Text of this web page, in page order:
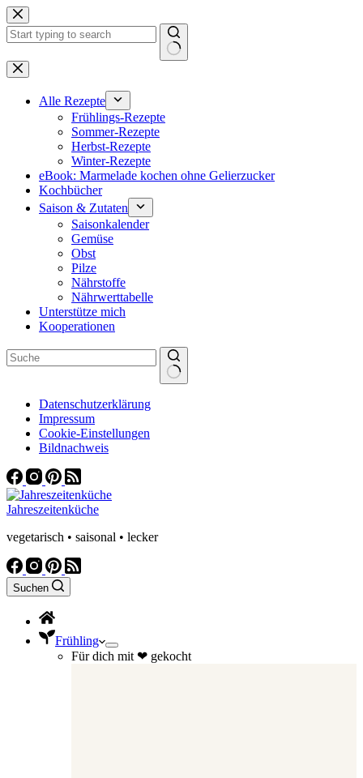
Zum
Inhalt
springen
Keine
Ergebnisse
Alle Rezepte
Frühlings-Rezepte
Sommer-Rezepte
Herbst-Rezepte
Winter-Rezepte
eBook: Marmelade kochen ohne Gelierzucker
Kochbücher
Saison & Zutaten
Saisonkalender
Gemüse
Obst
Pilze
Nährstoffe
Nährwerttabelle
Unterstütze mich
Kooperationen
Datenschutzerklärung
Impressum
Cookie-Einstellungen
Bildnachweis
Jahreszeitenküche
vegetarisch • saisonal • lecker
Suchen
Frühling
Für dich mit ❤ gekocht